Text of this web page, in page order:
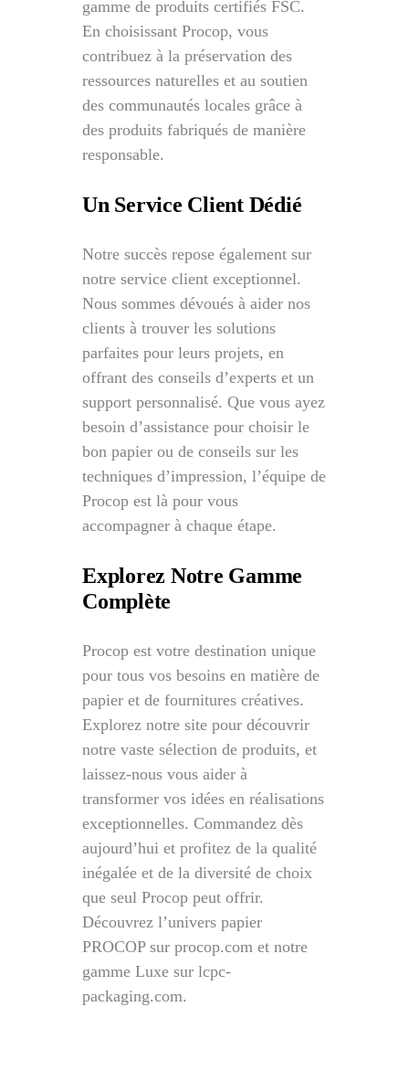
gamme de produits certifiés FSC.
En choisissant Procop, vous
contribuez à la préservation des
ressources naturelles et au soutien
des communautés locales grâce à
des produits fabriqués de manière
responsable.
Un Service Client Dédié
Notre succès repose également sur
notre service client exceptionnel.
Nous sommes dévoués à aider nos
clients à trouver les solutions
parfaites pour leurs projets, en
offrant des conseils d’experts et un
support personnalisé. Que vous ayez
besoin d’assistance pour choisir le
bon papier ou de conseils sur les
techniques d’impression, l’équipe de
Procop est là pour vous
accompagner à chaque étape.
Explorez Notre Gamme
Complète
Procop est votre destination unique
pour tous vos besoins en matière de
papier et de fournitures créatives.
Explorez notre site pour découvrir
notre vaste sélection de produits, et
laissez-nous vous aider à
transformer vos idées en réalisations
exceptionnelles. Commandez dès
aujourd’hui et profitez de la qualité
inégalée et de la diversité de choix
que seul Procop peut offrir.
Découvrez l’univers papier
PROCOP sur procop.com et notre
gamme Luxe sur lcpc-
packaging.com.